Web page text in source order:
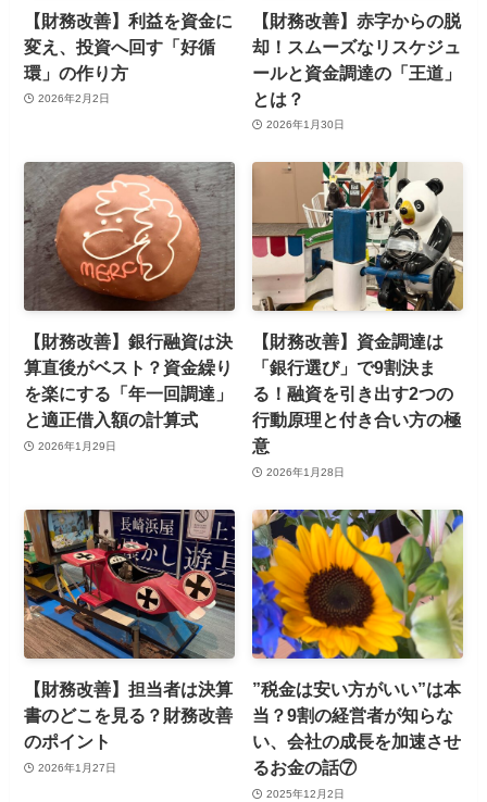
【財務改善】利益を資金に
変え、投資へ回す「好循
環」の作り方
2026年2月2日
【財務改善】赤字からの脱
却！スムーズなリスケジュ
ールと資金調達の「王道」
とは？
2026年1月30日
【財務改善】銀行融資は決
算直後がベスト？資金繰り
を楽にする「年一回調達」
と適正借入額の計算式
2026年1月29日
【財務改善】資金調達は
「銀行選び」で9割決ま
る！融資を引き出す2つの
行動原理と付き合い方の極
意
2026年1月28日
【財務改善】担当者は決算
書のどこを見る？財務改善
のポイント
2026年1月27日
”税金は安い方がいい”は本
当？9割の経営者が知らな
い、会社の成長を加速させ
るお金の話⑦
2025年12月2日